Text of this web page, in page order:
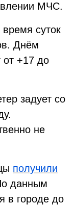
МЧС.
суток
Днём
от +17 до
задует со
не
получили
данным
в городе до